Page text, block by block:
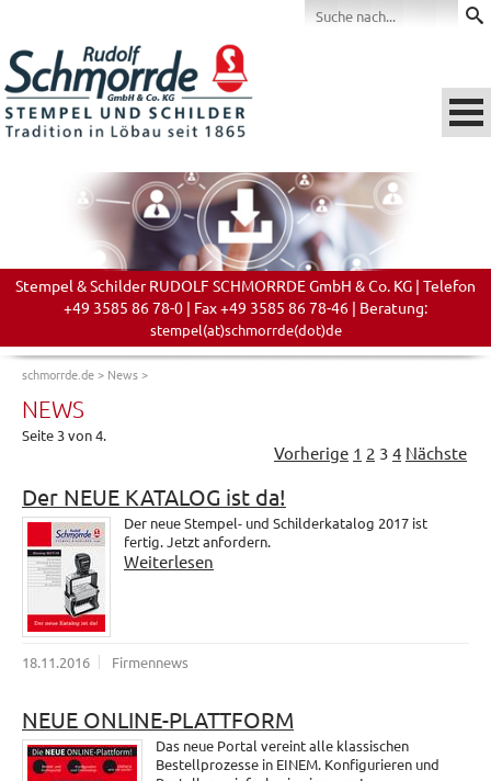
Stempel & Schilder RUDOLF SCHMORRDE GmbH & Co. KG | Telefon
+49 3585 86 78-0 | Fax +49 3585 86 78-46 | Beratung:
stempel(at)schmorrde(dot)de
schmorrde.de> News>
NEWS
Seite 3 von 4.
Vorherige 1 2 3 4 Nächste
Der NEUE KATALOG ist da!
Der neue Stempel- und Schilderkatalog 2017 ist
fertig. Jetzt anfordern.
Weiterlesen
18.11.2016 Firmennews
NEUE ONLINE-PLATTFORM
Das neue Portal vereint alle klassischen
Bestellprozesse in EINEM. Konfigurieren und